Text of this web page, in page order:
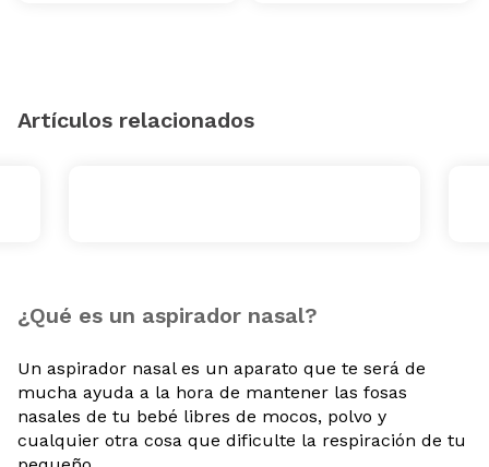
Artículos relacionados
¿Qué es un aspirador nasal?
Un aspirador nasal es un aparato que te será de
mucha ayuda a la hora de mantener las fosas
nasales de tu bebé libres de mocos, polvo y
cualquier otra cosa que dificulte la respiración de tu